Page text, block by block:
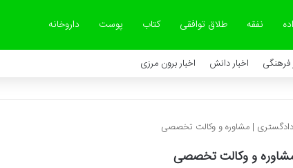
نفقه طلاق توافقی کتاب پوست داروخانه
فرهنگی اخبار دانش اخبار برون مرزی
| مشاوره و وکالت تخصصی
و وکالت تخصصی